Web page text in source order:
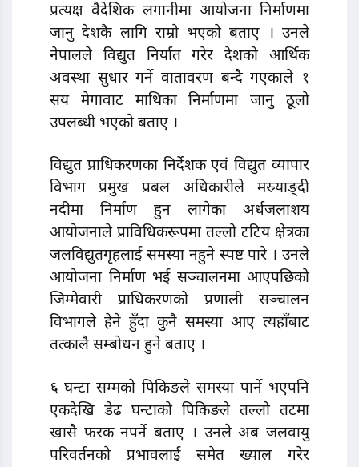
प्रत्यक्ष वैदेशिक लगानीमा आयोजना निर्माणमा
जानु देशकै लागि राम्रो भएको बताए । उनले
नेपालले विद्युत निर्यात गरेर देशको आर्थिक
अवस्था सुधार गर्ने वातावरण बन्दै गएकाले १
सय मेगावाट माथिका निर्माणमा जानु ठूलो
उपलब्धी भएको बताए ।
विद्युत प्राधिकरणका निर्देशक एवं विद्युत व्यापार
विभाग प्रमुख प्रबल अधिकारीले मस्र्याङ्दी
नदीमा निर्माण हुन लागेका अर्धजलाशय
आयोजनाले प्राविधिकरूपमा तल्लो टटिय क्षेत्रका
जलविद्युतगृहलाई समस्या नहुने स्पष्ट पारे । उनले
आयोजना निर्माण भई सञ्चालनमा आएपछिको
जिम्मेवारी प्राधिकरणको प्रणाली सञ्चालन
विभागले हेने हुँदा कुनै समस्या आए त्यहाँबाट
तत्कालै सम्बोधन हुने बताए ।
६ घन्टा सम्मको पिकिङले समस्या पार्ने भएपनि
एकदेखि डेढ घन्टाको पिकिङले तल्लो तटमा
खासै फरक नपर्ने बताए । उनले अब जलवायु
परिवर्तनको प्रभावलाई समेत ख्याल गरेर